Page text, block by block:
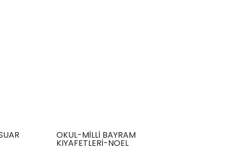
OKUL-MİLLİ BAYRAM
KIYAFETLERİ-NOEL